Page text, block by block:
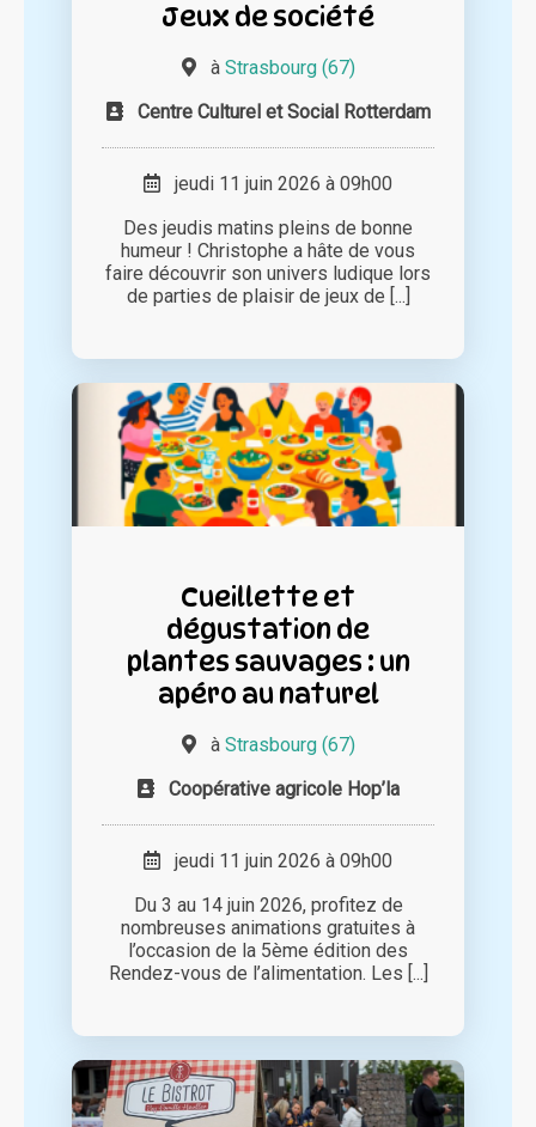
Jeux de société
à Strasbourg (67)
Centre Culturel et Social Rotterdam
jeudi 11 juin 2026 à 09h00
Des jeudis matins pleins de bonne
humeur ! Christophe a hâte de vous
faire découvrir son univers ludique lors
de parties de plaisir de jeux de [...]
Cueillette et
dégustation de
plantes sauvages : un
apéro au naturel
à Strasbourg (67)
Coopérative agricole Hop’la
jeudi 11 juin 2026 à 09h00
Du 3 au 14 juin 2026, profitez de
nombreuses animations gratuites à
l’occasion de la 5ème édition des
Rendez-vous de l’alimentation. Les [...]